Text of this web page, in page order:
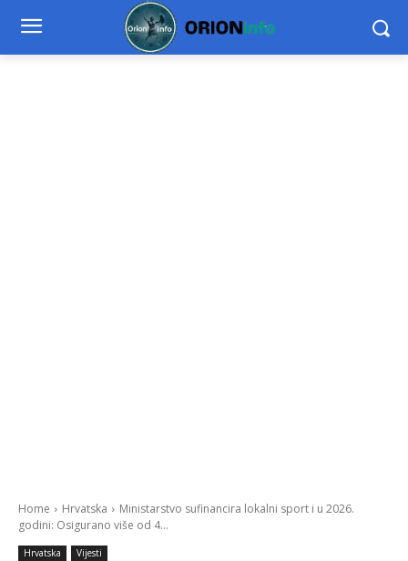
Home Hrvatska
Ministarstvo sufinancira lokalni sport i u 2026.
godini: Osigurano više od 4...
Hrvatska Vijesti